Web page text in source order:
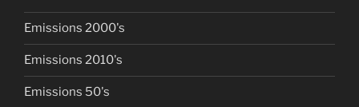
Emissions 2000's
Emissions 2010's
Emissions 50's